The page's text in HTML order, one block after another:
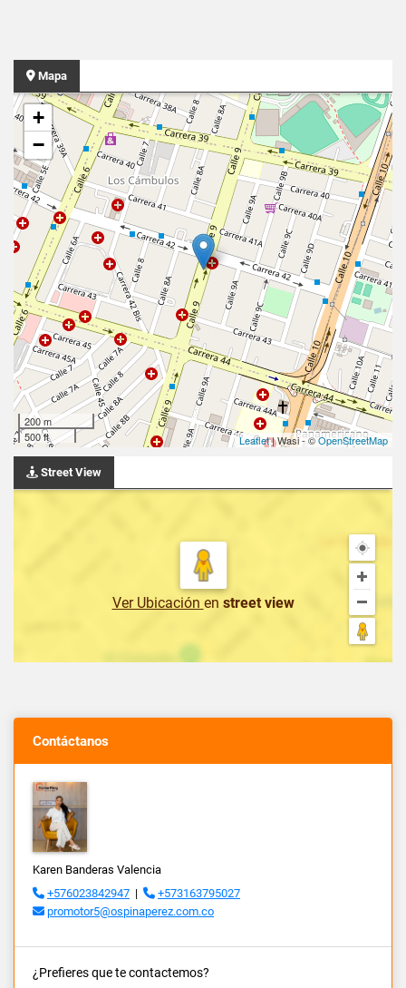
Mapa
+
−
200 m
500 ft
Leaflet| Wasi - ©OpenStreetMap
Street View
Ver Ubicación en street view
Contáctanos
Karen Banderas Valencia
+576023842947 |
+573163795027
promotor5@ospinaperez.com.co
¿Prefieres que te contactemos?